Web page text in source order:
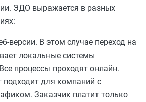
ЭДО выражается в разных
версии. В этом случае переход на
локальные системы
процессы проходят онлайн.
подходит для компаний с
Заказчик платит только